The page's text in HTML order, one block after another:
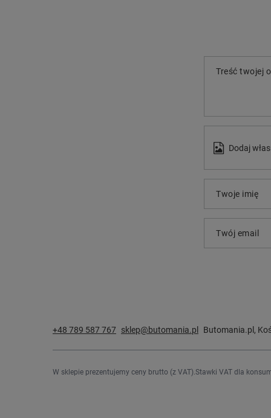
Treść twojej
Dodaj
Twoje imię
Twój email
+48 789 587 767 sklep@butomania.pl Butomania.pl ,
W sklepie prezentujemy ceny brutto (z VAT). Stawki VAT dla